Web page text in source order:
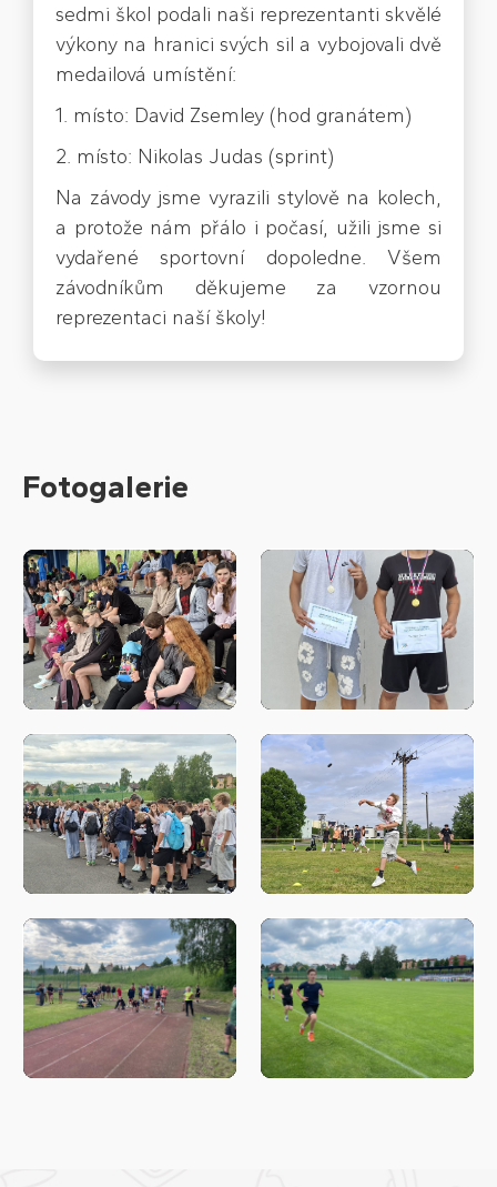
sedmi škol podali naši reprezentanti skvělé
výkony na hranici svých sil a vybojovali dvě
medailová umístění:
1. místo: David Zsemley (hod granátem)
2. místo: Nikolas Judas (sprint)
Na závody jsme vyrazili stylově na kolech,
a protože nám přálo i počasí, užili jsme si
vydařené sportovní dopoledne. Všem
závodníkům děkujeme za vzornou
reprezentaci naší školy!
Fotogalerie